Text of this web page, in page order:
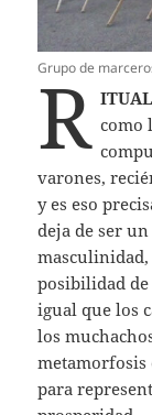
Grupo de
R como
varones,
y es eso
deja de ser
masculinidad,
posibilidad
igual que los
los
metamorfosis
para